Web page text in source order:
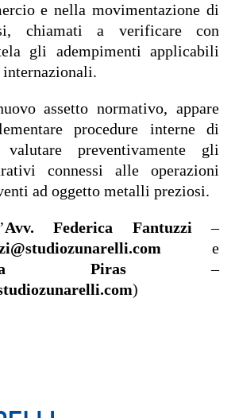
e nella movimentazione di
chiamati a verificare con
gli adempimenti applicabili
assetto normativo, appare
procedure interne di
preventivamente gli
connessi alle operazioni
ad oggetto metalli preziosi.
Avv. Federica Fantuzzi –
e
Piras –
)